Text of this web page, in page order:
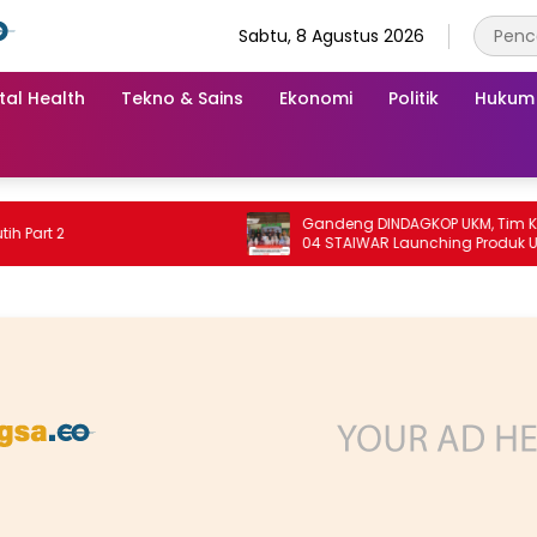
Sabtu, 8 Agustus 2026
Health Tekno & Sains Ekonomi Politik Hukum
2
Gandeng DINDAGKOP UKM, Tim KKN Unit
04 STAIWAR Launching Produk UMKM
Desa Logung